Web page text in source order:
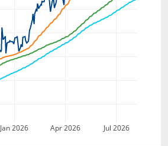
Jan 2026 Apr 2026 Jul 2026